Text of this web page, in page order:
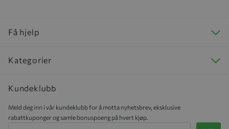
Få hjelp
Kategorier
Kundeklubb
Meld deg inn i vår kundeklubb for å motta nyhetsbrev, eksklusive
rabattkuponger og samle bonuspoeng på hvert kjøp.